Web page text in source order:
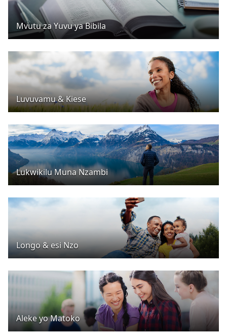
Mvutu za Yuvu ya Bibila
Luvuvamu & Kiese
Lukwikilu Muna Nzambi
Longo & esi Nzo
Aleke yo Matoko